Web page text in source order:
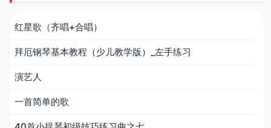
红星歌（齐唱+合唱）
拜厄钢琴基本教程（少儿教学版）_左手练习
演艺人
一首简单的歌